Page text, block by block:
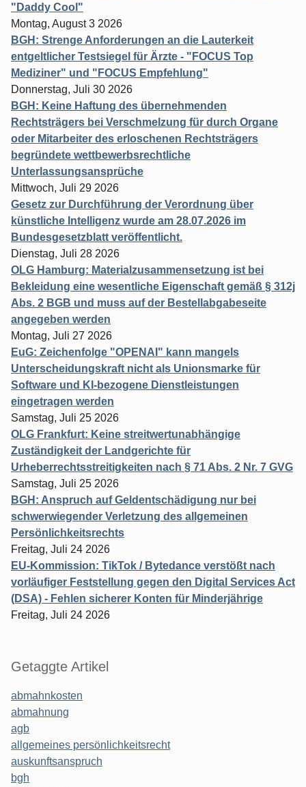
"Daddy Cool"
Montag, August 3 2026
BGH: Strenge Anforderungen an die Lauterkeit
entgeltlicher Testsiegel für Ärzte - "FOCUS Top
Mediziner" und "FOCUS Empfehlung"
Donnerstag, Juli 30 2026
BGH: Keine Haftung des übernehmenden
Rechtsträgers bei Verschmelzung für durch Organe
oder Mitarbeiter des erloschenen Rechtsträgers
begründete wettbewerbsrechtliche
Unterlassungsansprüche
Mittwoch, Juli 29 2026
Gesetz zur Durchführung der Verordnung über
künstliche Intelligenz wurde am 28.07.2026 im
Bundesgesetzblatt veröffentlicht.
Dienstag, Juli 28 2026
OLG Hamburg: Materialzusammensetzung ist bei
Bekleidung eine wesentliche Eigenschaft gemäß § 312j
Abs. 2 BGB und muss auf der Bestellabgabeseite
angegeben werden
Montag, Juli 27 2026
EuG: Zeichenfolge "OPENAI" kann mangels
Unterscheidungskraft nicht als Unionsmarke für
Software und KI-bezogene Dienstleistungen
eingetragen werden
Samstag, Juli 25 2026
OLG Frankfurt: Keine streitwertunabhängige
Zuständigkeit der Landgerichte für
Urheberrechtsstreitigkeiten nach § 71 Abs. 2 Nr. 7 GVG
Samstag, Juli 25 2026
BGH: Anspruch auf Geldentschädigung nur bei
schwerwiegender Verletzung des allgemeinen
Persönlichkeitsrechts
Freitag, Juli 24 2026
EU-Kommission: TikTok / Bytedance verstößt nach
vorläufiger Feststellung gegen den Digital Services Act
(DSA) - Fehlen sicherer Konten für Minderjährige
Freitag, Juli 24 2026
Getaggte Artikel
abmahnkosten
abmahnung
agb
allgemeines persönlichkeitsrecht
auskunftsanspruch
bgh